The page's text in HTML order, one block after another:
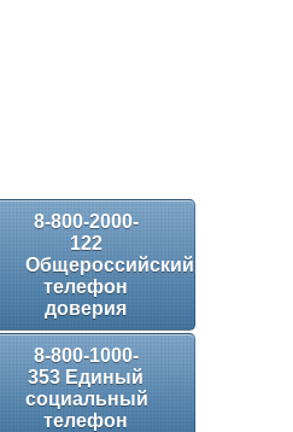
8-800-2000-
122
Общероссийский
телефон
доверия
8-800-1000-
353 Единый
социальный
телефон